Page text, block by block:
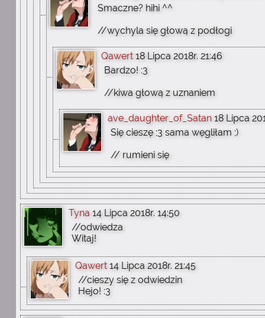
Smaczne? hihi ^^
//wychyla się głową z podłogi
Qawert 18 Lipca 2018r. 21:46
Bardzo! :3
//kiwa głową z uznaniem
ave_daughter_of_Satan 18 Lipca
Się cieszę ;3 sama węgliłam ;)
// rumieni się
Tyna 14 Lipca 2018r. 14:50
//odwiedza
Witaj!
Qawert 14 Lipca 2018r. 21:45
//cieszy się z odwiedzin
Hejo! :3